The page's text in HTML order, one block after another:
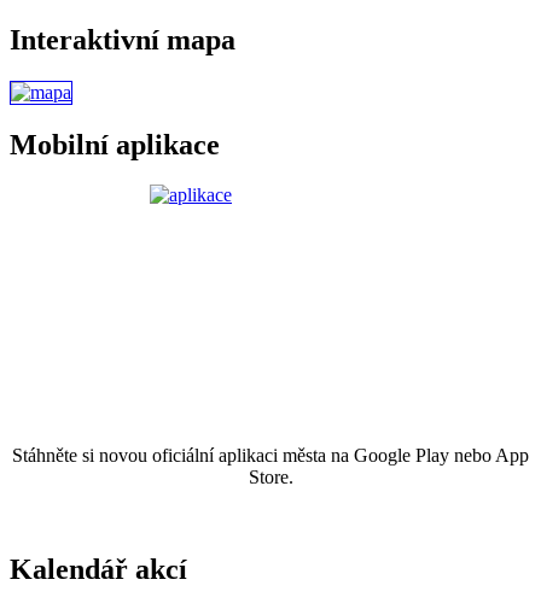
Interaktivní mapa
Mobilní aplikace
Stáhněte si novou oficiální aplikaci města na Google Play nebo App
Store.
Kalendář akcí